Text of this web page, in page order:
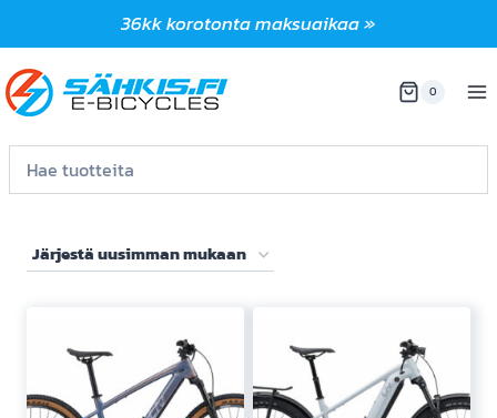
sisältöön
36kk korotonta maksuaikaa »
0